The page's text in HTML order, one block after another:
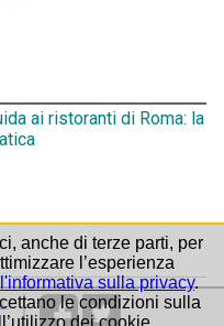
ai ristoranti di Roma: la
anche di terze parti, per
l’esperienza
l'informativa sulla privacy.
le condizioni sulla
dei cookie.